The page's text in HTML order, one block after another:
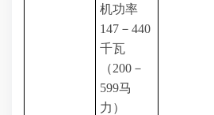
机功率
147 － 440
千瓦
（200 －
599马
力）